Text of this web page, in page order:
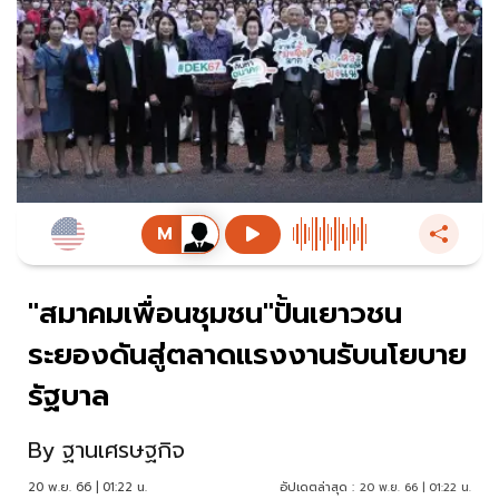
"สมาคมเพื่อนชุมชน"ปั้นเยาวชน
ระยองดันสู่ตลาดแรงงานรับนโยบาย
รัฐบาล
By ฐานเศรษฐกิจ
20 พ.ย. 66 | 01:22 น. อัปเดตล่าสุด : 20 พ.ย. 66 | 01:22 น.